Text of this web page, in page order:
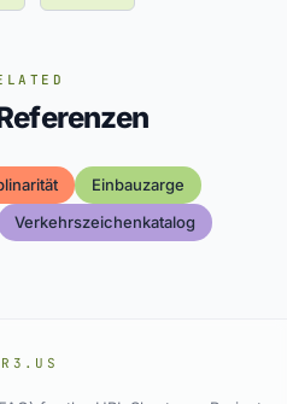
Einbauzarge
Verkehrszeichenkatalog